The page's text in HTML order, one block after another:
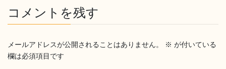
コメントを残す
メールアドレスが公開されることはありません。 ※ が付いている
欄は必須項目です